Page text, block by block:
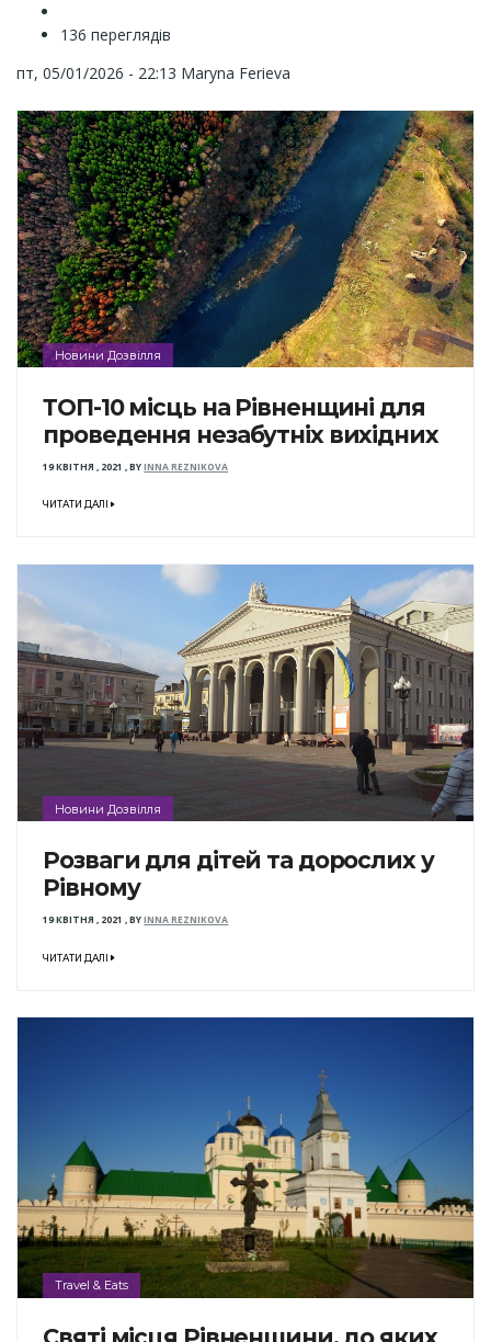
136 переглядів
пт, 05/01/2026 - 22:13 Maryna Ferieva
Новини Дозвілля
ТОП-10 місць на Рівненщині для
проведення незабутніх вихідних
19 КВІТНЯ , 2021 ,BYINNA REZNIKOVA
ЧИТАТИ ДАЛІ
Новини Дозвілля
Розваги для дітей та дорослих у
Рівному
19 КВІТНЯ , 2021 ,BYINNA REZNIKOVA
ЧИТАТИ ДАЛІ
Travel & Eats